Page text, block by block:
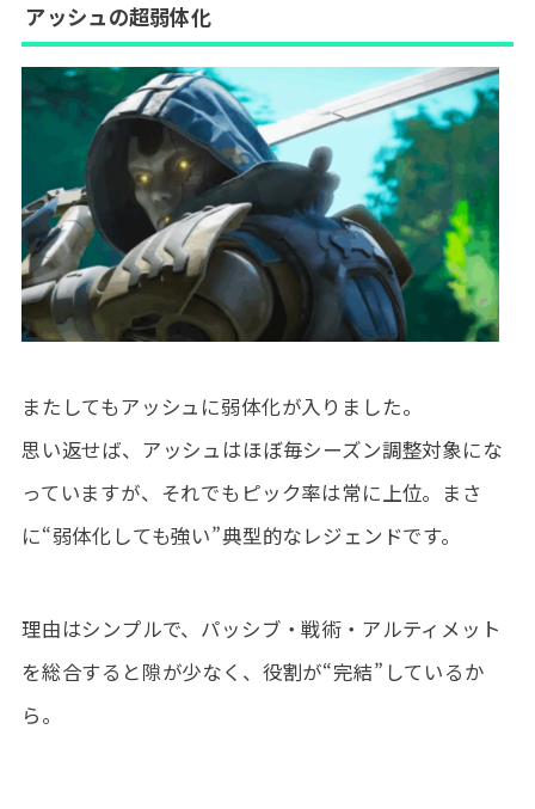
アッシュの超弱体化
またしてもアッシュに弱体化が入りました。
思い返せば、アッシュはほぼ毎シーズン調整対象にな
っていますが、それでもピック率は常に上位。まさ
に“弱体化しても強い”典型的なレジェンドです。
理由はシンプルで、パッシブ・戦術・アルティメット
を総合すると隙が少なく、役割が“完結”しているか
ら。